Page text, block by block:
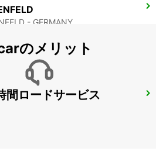
- GERMANY
HOLWEIDE
のメリット
間ロードサービス